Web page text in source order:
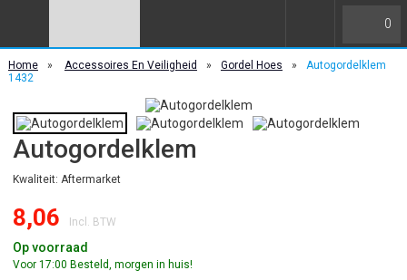
0
Home » Accessoires En Veiligheid » Gordel Hoes »
Autogordelklem
1432
Autogordelklem
Kwaliteit: Aftermarket
8,06 Incl. BTW
Op voorraad
Voor 17:00 Besteld, morgen in huis!